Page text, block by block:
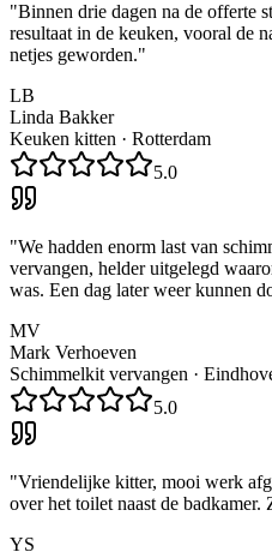
"Binnen drie dagen na de offerte
resultaat in de keuken, vooral de
netjes geworden."
LB
Linda Bakker
Keuken kitten · Rotterdam
5.0
"We hadden enorm last van
vervangen, helder uitgelegd
was. Een dag later weer kunnen
MV
Mark Verhoeven
Schimmelkit vervangen ·
5.0
"Vriendelijke kitter, mooi werk
over het toilet naast de badkamer.
YS